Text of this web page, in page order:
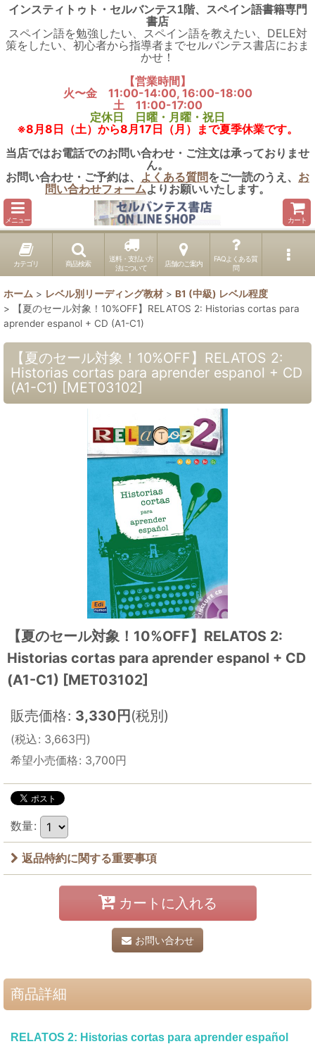
インスティトゥト・セルバンテス1階、スペイン語書籍専門
書店
スペイン語を勉強したい、スペイン語を教えたい、DELE対
策をしたい、初心者から指導者までセルバンテス書店におま
かせ！
【営業時間】
火〜金 11:00-14:00, 16:00-18:00
土 11:00-17:00
定休日 日曜・月曜・祝日
※8月8日（土）から8月17日（月）まで夏季休業です。
当店ではお電話でのお問い合わせ・ご注文は承っておりませ
ん。
お問い合わせ・ご予約は、 よくある質問をご一読のうえ、 お
問い合わせフォームよりお願いいたします。
メニュー カート
カテゴリ 商品検索
送料・支払い方
法について
店舗のご案内
FAQよくある質
問
ホーム > レベル別リーディング教材 > B1 (中級) レベル程度
>
【夏のセール対象！10%OFF】RELATOS 2: Historias cortas para
aprender espanol + CD (A1-C1)
【夏のセール対象！10%OFF】RELATOS 2:
Historias cortas para aprender espanol + CD
(A1-C1) [MET03102]
【夏のセール対象！10%OFF】RELATOS 2:
Historias cortas para aprender espanol + CD
(A1-C1) [MET03102]
販売価格: 3,330 円 (税別)
(税込: 3,663円)
希望小売価格: 3,700円
数量:
返品特約に関する重要事項
カートに入れる
お問い合わせ
商品詳細
RELATOS 2: Historias cortas para aprender español